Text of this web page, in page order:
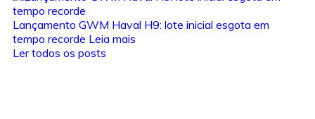
Lançamento GWM Haval H9: lote inicial esgota em
tempo recorde Leia mais
Ler todos os posts